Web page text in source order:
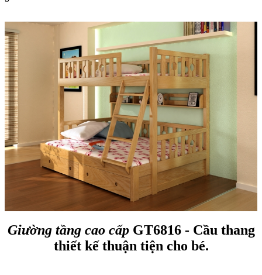
Giường tầng cao cấpGT6816 - Cầu thang
thiết kế thuận tiện cho bé.